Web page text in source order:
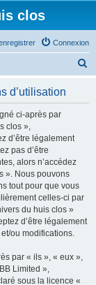
clos
Connexion
d’utilisation
ci-après par
clos »,
d’être légalement
pas d’être
alors n’accédez
». Nous pouvons
tout pour que vous
celles-ci par
du huis clos »
d’être légalement
ou modifications.
par « ils », « eux »,
Limited »,
sous la licence «